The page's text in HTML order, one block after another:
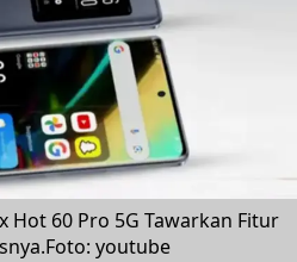
Hot 60 Pro 5G Tawarkan Fitur
youtube